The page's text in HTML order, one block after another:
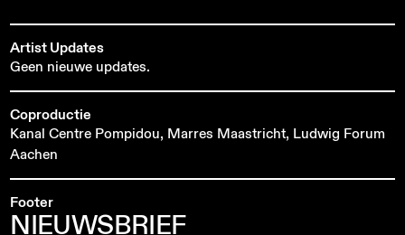
Artist Updates
Geen nieuwe updates.
Coproductie
Kanal Centre Pompidou, Marres Maastricht, Ludwig Forum
Aachen
Footer
NIEUWSBRIEF